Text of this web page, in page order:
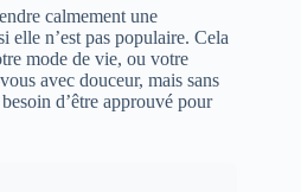
calmement une
elle n’est pas populaire. Cela
mode de vie, ou votre
avec douceur, mais sans
d’être approuvé pour